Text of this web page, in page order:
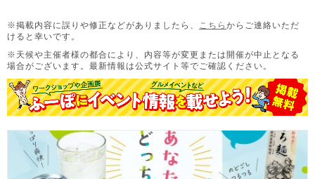
※掲載内容に誤りや修正などがありましたら、 こちら からご連絡いただ
けると幸いです。
※天候や主催者様の都合により、内容等が変更または開催が中止となる
場合がございます。 最新情報は公式サイト等でご確認ください。